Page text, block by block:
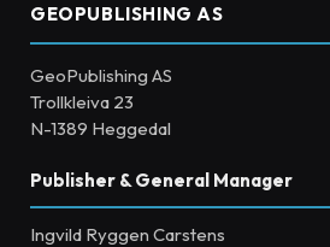
GEOPUBLISHING AS
GeoPublishing AS
Trollkleiva 23
N-1389 Heggedal
Publisher & General Manager
Ingvild Ryggen Carstens